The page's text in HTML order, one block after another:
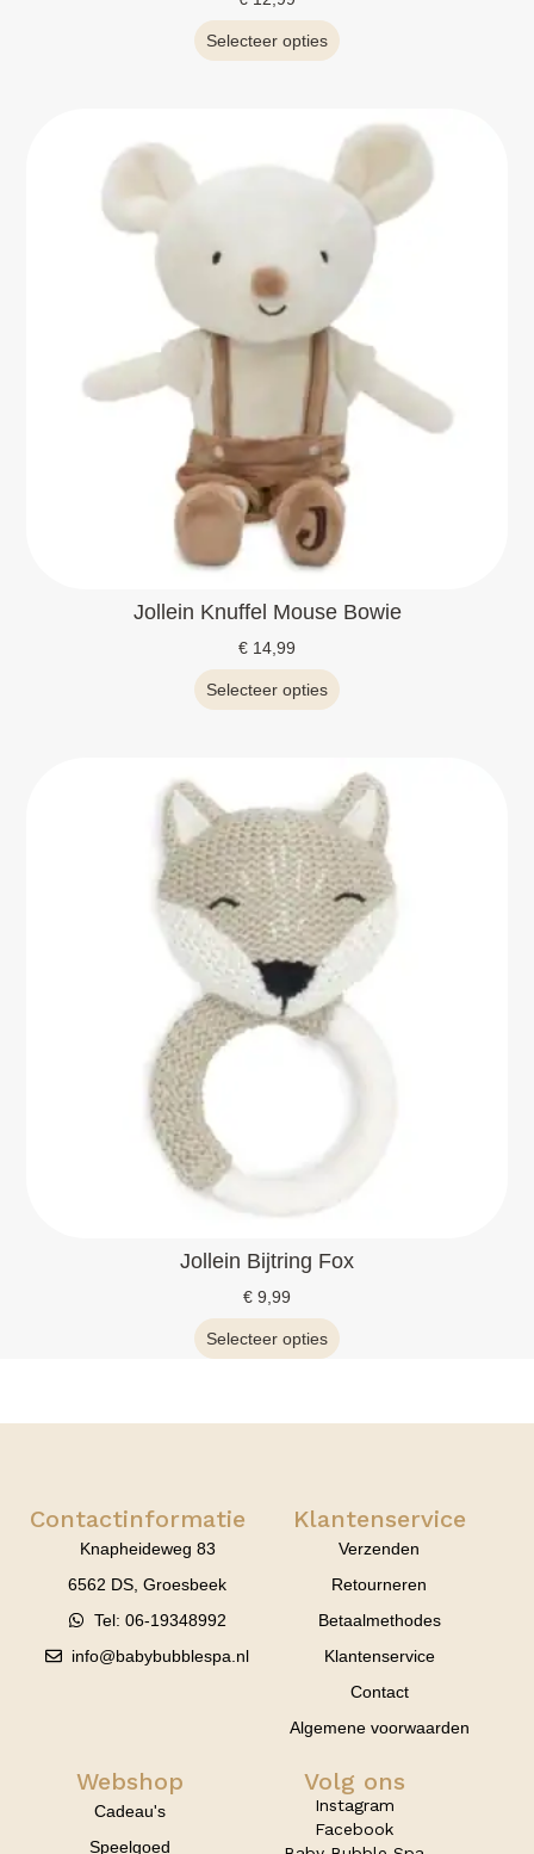
Selecteer opties
Jollein Knuffel Mouse Bowie
€ 14,99
Selecteer opties
Jollein Bijtring Fox
€ 9,99
Selecteer opties
Contactinformatie
Knapheideweg 83
6562 DS, Groesbeek
Tel: 06-19348992
info@babybubblespa.nl
Klantenservice
Verzenden
Retourneren
Betaalmethodes
Klantenservice
Contact
Algemene voorwaarden
Webshop
Cadeau's
Speelgoed
Volg ons
Instagram
Facebook